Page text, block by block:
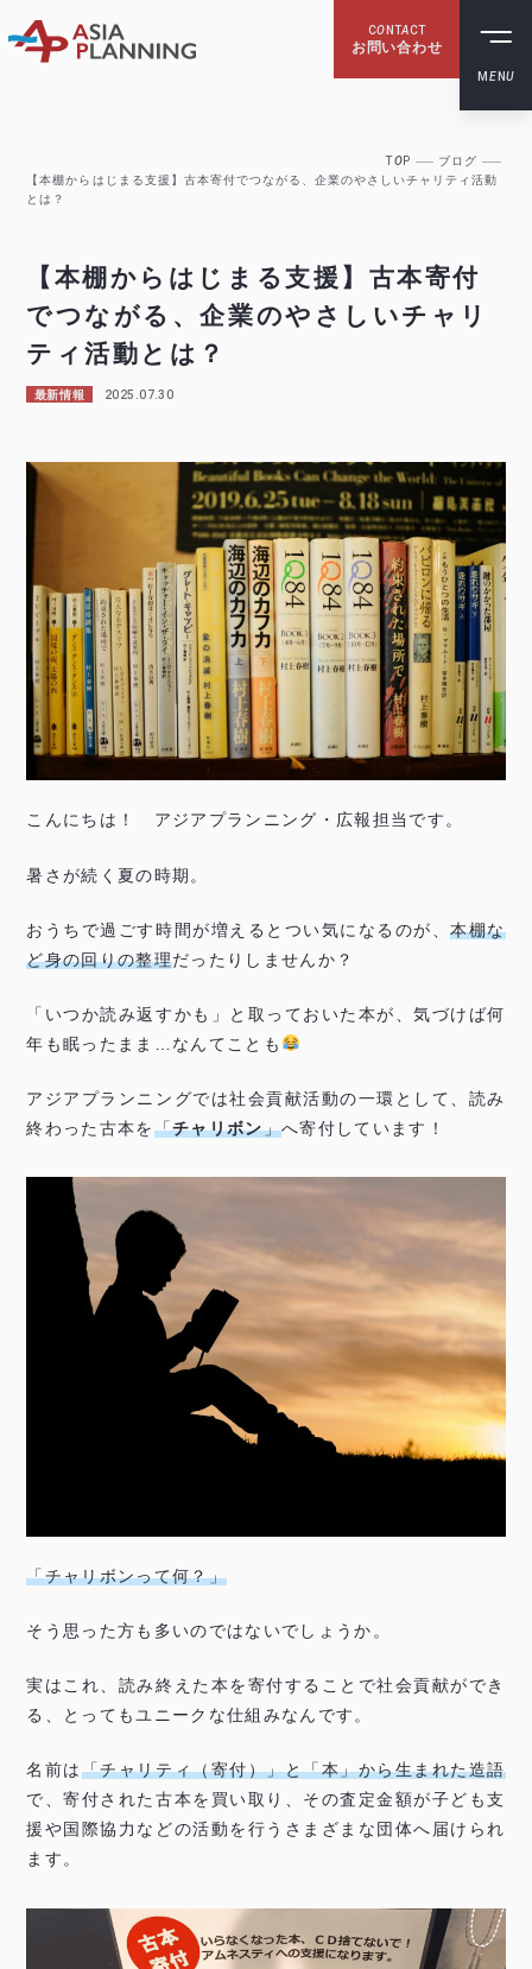
CO NTACT
お問い合わせ
M E NU
TOP
ブログ
【本棚からはじまる支援】古本寄付でつながる、企業のやさしいチャリティ活動
とは？
【本棚からはじまる支援】古本寄付
でつながる、企業のやさしいチャリ
ティ活動とは？
最新情報 2025.07.30
こんにちは！ アジアプランニング・広報担当です。
暑さが続く夏の時期。
おうちで過ごす時間が増えるとつい気になるのが、本棚な
ど身の回りの整理だったりしませんか？
「いつか読み返すかも」と取っておいた本が、気づけば何
年も眠ったまま…なんてことも
アジアプランニングでは社会貢献活動の一環として、読み
終わった古本を「チャリボン」へ寄付しています！
「チャリボンって何？」
そう思った方も多いのではないでしょうか。
実はこれ、読み終えた本を寄付することで社会貢献ができ
る、とってもユニークな仕組みなんです。
名前は「チャリティ（寄付）」と「本」から生まれた造語
で、寄付された古本を買い取り、その査定金額が子ども支
援や国際協力などの活動を行うさまざまな団体へ届けられ
ます。